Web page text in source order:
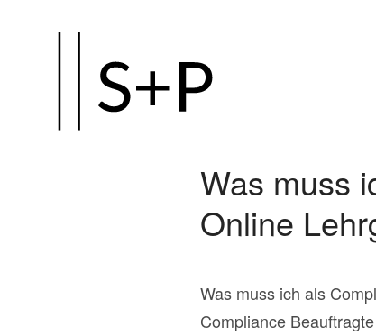
Hauptinhalt
Was muss
Online
Was muss ich als
Compliance